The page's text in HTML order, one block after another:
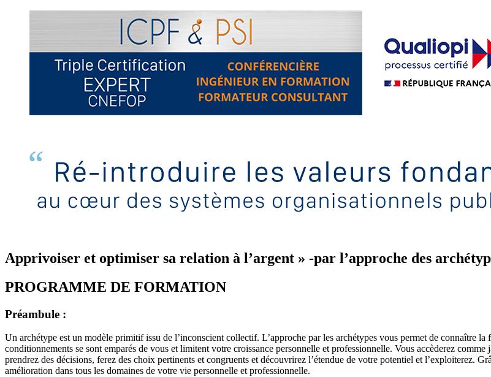
Apprivoiser et optimiser sa relation à l’argent » -par l’approche des
PROGRAMME DE FORMATION
Préambule :
Un archétype est un modèle primitif issu de l’inconscient collectif. L’approche par les archétypes vous permet de connaître
conditionnements se sont emparés de vous et limitent votre croissance personnelle et professionnelle. Vous accèderez
prendrez des décisions, ferez des choix pertinents et congruents et découvrirez l’étendue de votre potentiel et l’exploiterez.
amélioration dans tous les domaines de votre vie personnelle et professionnelle.